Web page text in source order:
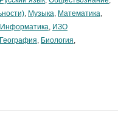
, Музыка, Математика,
Информатика, ИЗО
География, Биология,